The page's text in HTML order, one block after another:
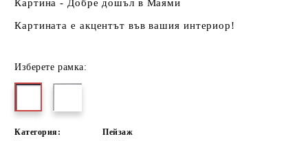
Картина - Добре дошъл в Маями
Картината е акцентът във вашия интериор!
Изберете рамка:
Категория:
Пейзаж